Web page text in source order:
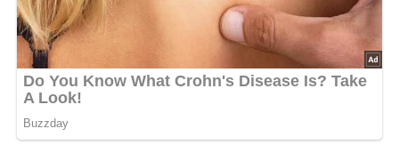
Lob, Kritik, Fragen oder Anregungen zum Rezept?
Dann hinterlasse doch bitte einen Kommentar & auch
eine Bewertung am Ende dieser Seite.
Zubereitung des Salates von